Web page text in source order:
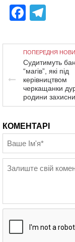
ПОПЕРЕДНЯ
Судитимуть
“магів”, які під
керівництвом
черкащанки
родини
КОМЕНТАРІ